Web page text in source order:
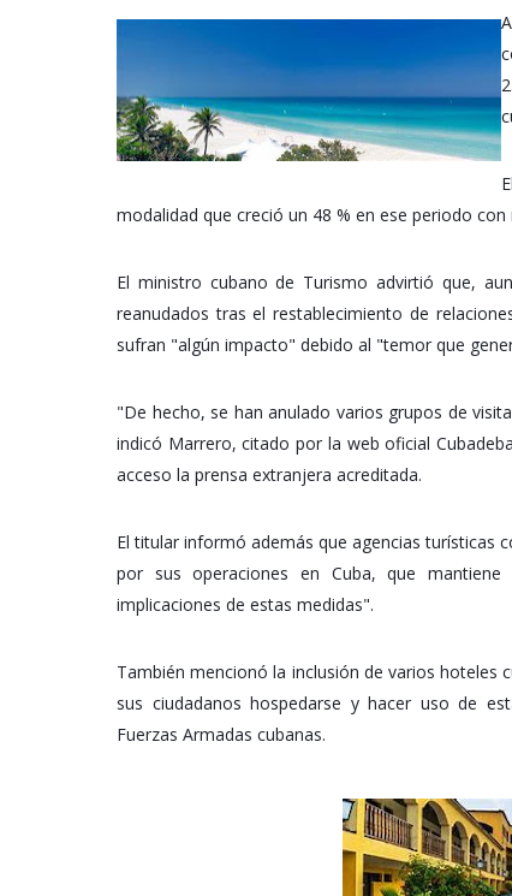
modalidad que creció un 48 % en ese periodo
El ministro cubano de Turismo advirtió que,
reanudados tras el restablecimiento de
sufran "algún impacto" debido al "temor que
"De hecho, se han anulado varios grupos de
indicó Marrero, citado por la web oficial
acceso la prensa extranjera acreditada.
El titular informó además que agencias turísticas
por sus operaciones en Cuba, que
implicaciones de estas medidas".
También mencionó la inclusión de varios hoteles
sus ciudadanos hospedarse y hacer uso de
Fuerzas Armadas cubanas.